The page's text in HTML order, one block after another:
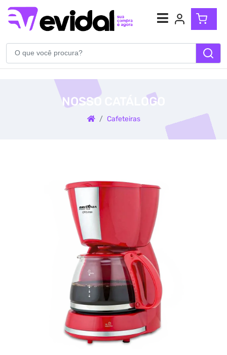
NOSSO CATÁLOGO
Cafeteiras
(54) 99904-5710